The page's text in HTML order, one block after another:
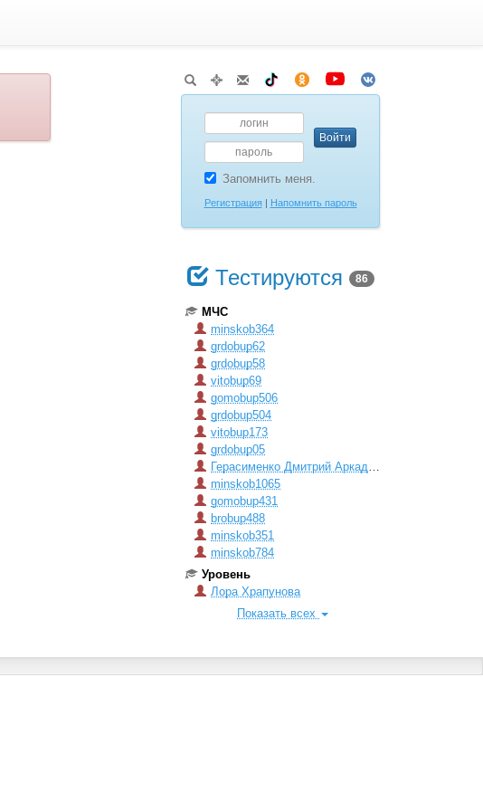
Запомнить меня.
Регистрация| Напомнить пароль
Тестируются 86
МЧС
minskob364
grdobup62
grdobup58
vitobup69
gomobup506
grdobup504
vitobup173
grdobup05
Герасименко Дмитрий Аркадьевич
minskob1065
gomobup431
brobup488
minskob351
minskob784
Уровень
Лора Храпунова
Показать всех